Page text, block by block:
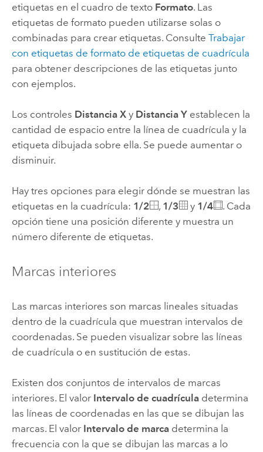
etiquetas en el cuadro de texto Formato. Las
etiquetas de formato pueden utilizarse solas o
combinadas para crear etiquetas. Consulte Trabajar
con etiquetas de formato de etiquetas de cuadrícula
para obtener descripciones de las etiquetas junto
con ejemplos.
Los controles Distancia Xy Distancia Yestablecen la
cantidad de espacio entre la línea de cuadrícula y la
etiqueta dibujada sobre ella. Se puede aumentar o
disminuir.
Hay tres opciones para elegir dónde se muestran las
etiquetas en la cuadrícula: 1/2 , 1/3 y 1/4
. Cada
opción tiene una posición diferente y muestra un
número diferente de etiquetas.
Marcas interiores
Las marcas interiores son marcas lineales situadas
dentro de la cuadrícula que muestran intervalos de
coordenadas. Se pueden visualizar sobre las líneas
de cuadrícula o en sustitución de estas.
Existen dos conjuntos de intervalos de marcas
interiores. El valor Intervalo de cuadrículadetermina
las líneas de coordenadas en las que se dibujan las
marcas. El valor Intervalo de marcadetermina la
frecuencia con la que se dibujan las marcas a lo